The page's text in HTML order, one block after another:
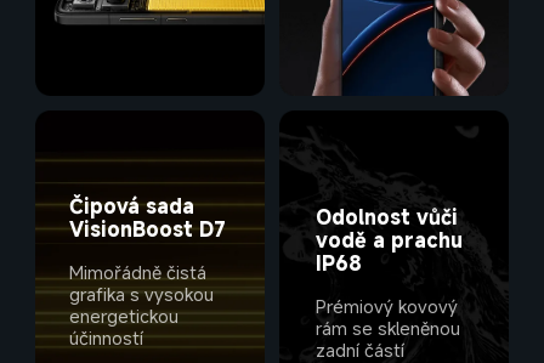
Čipová sada
VisionBoost D7
Mimořádně čistá
grafika s vysokou
energetickou
účinností
Odolnost vůči
vodě a prachu
IP68
Prémiový kovový
rám se skleněnou
zadní částí